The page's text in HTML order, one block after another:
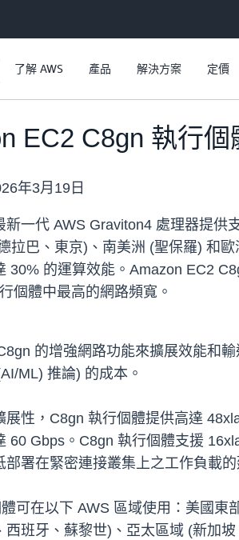
了解 AWS 產品 解決方案 定價
EC2 C8gn 執行
年3月19日
新一代 AWS Graviton4 處理器提供
拉巴、東京)、南美洲 (聖保羅) 和
30% 的運算效能。Amazon EC2
個體中最高的網路頻寬。
的增強網路功能來擴展效能和
ML) 推論) 的成本。
展性，C8gn 執行個體提供高達
60 Gbps。C8gn 執行個體支援
部署在緊密連接叢集上之工作負載
可在以下 AWS 區域使用：美國
西班牙、蘇黎世)、亞太區域 (新加